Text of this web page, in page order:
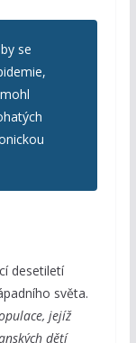
se
desetiletí
světa.
jejíž
dětí